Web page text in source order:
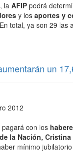
la AFIP podrá
y los aportes y
total, ya son 29 las
un
2012
pagará con los
la Nación,
mínimo